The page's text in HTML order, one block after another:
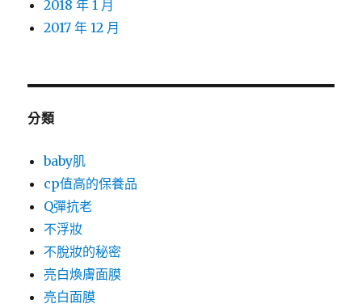
2018 年 1 月
2017 年 12 月
分類
baby肌
cp值高的保養品
Q彈抗老
不浮妝
不脫妝的秘密
亮白煥膚面膜
亮白面膜